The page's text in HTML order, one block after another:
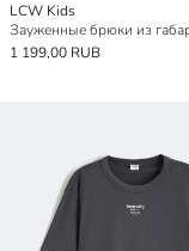
LCW Kids
Зауженные брюки из
1 199,00 RUB